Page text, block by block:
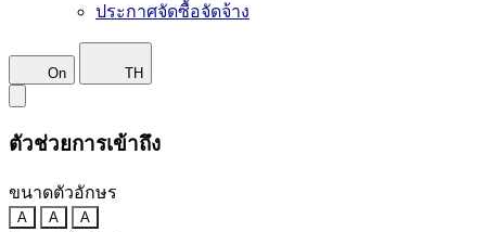
ประกาศจัดซื้อจัดจ้าง
On TH
ตัวช่วยการเข้าถึง
ขนาดตัวอักษร
A A A